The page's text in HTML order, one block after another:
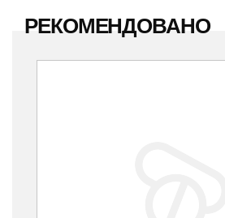
РЕКОМЕНДОВАНО